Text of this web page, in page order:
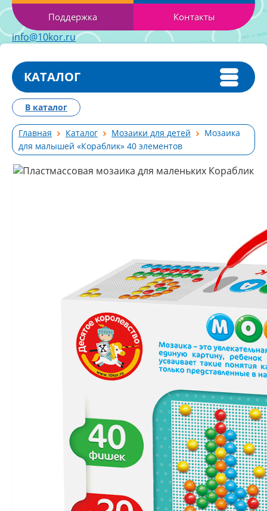
Поддержка Контакты
info@10kor.ru
КАТАЛОГ
Главная Каталог Мозаики для детей
Мозаика
для малышей «Кораблик» 40 элементов
В каталог